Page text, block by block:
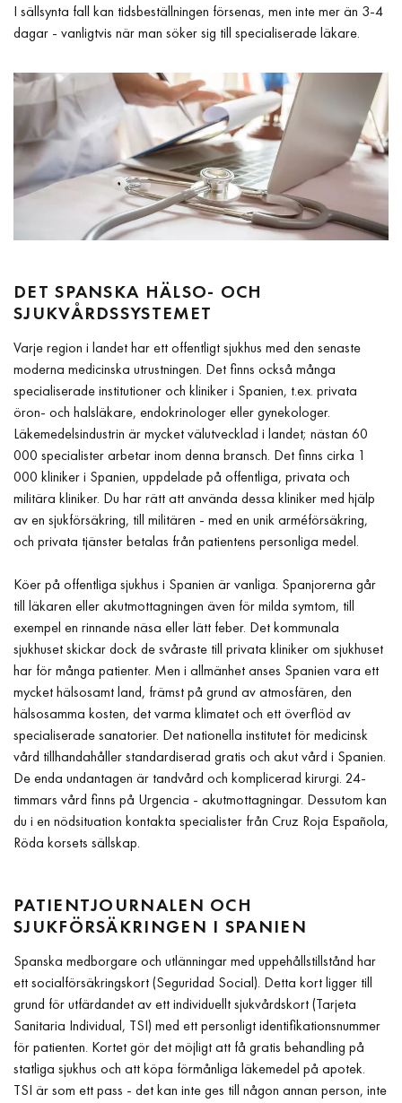
I sällsynta fall kan tidsbeställningen försenas, men inte mer än 3-4
dagar - vanligtvis när man söker sig till specialiserade läkare.
DET SPANSKA HÄLSO- OCH
SJUKVÅRDSSYSTEMET
Varje region i landet har ett offentligt sjukhus med den senaste
moderna medicinska utrustningen. Det finns också många
specialiserade institutioner och kliniker i Spanien, t.ex. privata
öron- och halsläkare, endokrinologer eller gynekologer.
Läkemedelsindustrin är mycket välutvecklad i landet; nästan 60
000 specialister arbetar inom denna bransch. Det finns cirka 1
000 kliniker i Spanien, uppdelade på offentliga, privata och
militära kliniker. Du har rätt att använda dessa kliniker med hjälp
av en sjukförsäkring, till militären - med en unik arméförsäkring,
och privata tjänster betalas från patientens personliga medel.
Köer på offentliga sjukhus i Spanien är vanliga. Spanjorerna går
till läkaren eller akutmottagningen även för milda symtom, till
exempel en rinnande näsa eller lätt feber. Det kommunala
sjukhuset skickar dock de svåraste till privata kliniker om sjukhuset
har för många patienter. Men i allmänhet anses Spanien vara ett
mycket hälsosamt land, främst på grund av atmosfären, den
hälsosamma kosten, det varma klimatet och ett överflöd av
specialiserade sanatorier. Det nationella institutet för medicinsk
vård tillhandahåller standardiserad gratis och akut vård i Spanien.
De enda undantagen är tandvård och komplicerad kirurgi. 24-
timmars vård finns på Urgencia - akutmottagningar. Dessutom kan
du i en nödsituation kontakta specialister från Cruz Roja Española,
Röda korsets sällskap.
PATIENTJOURNALEN OCH
SJUKFÖRSÄKRINGEN I SPANIEN
Spanska medborgare och utlänningar med uppehållstillstånd har
ett socialförsäkringskort (Seguridad Social). Detta kort ligger till
grund för utfärdandet av ett individuellt sjukvårdskort (Tarjeta
Sanitaria Individual, TSI) med ett personligt identifikationsnummer
för patienten. Kortet gör det möjligt att få gratis behandling på
statliga sjukhus och att köpa förmånliga läkemedel på apotek.
TSI är som ett pass - det kan inte ges till någon annan person, inte